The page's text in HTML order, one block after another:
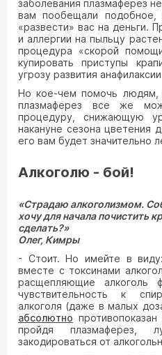
заболевания плазмаферез
вам пообещали подобное,
«развести» вас на деньги.
и аллергии на пыльцу
процедура «скорой
купировать приступы
угрозу развития
Но кое-чем помочь людям,
плазмаферез все же
процедуру, снижающую
накануне сезона цветения
его вам будет значительно
Алкоголю - бой!
«Страдаю алкоголизмом.
хочу для начала почистить
сделать?»
Олег, Кимры
- Стоит. Но имейте в
вместе с токсинами
расщепляющие алкоголь
чувствительность к
алкоголя (даже в малых
абсолютно противопоказан
пройдя
закодироваться от